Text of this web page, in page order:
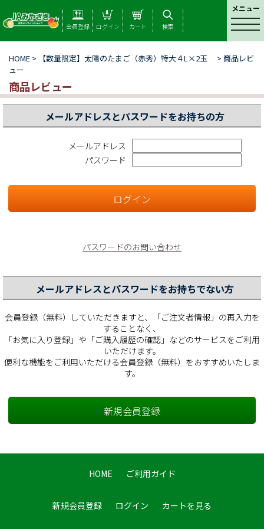
メニュー
t
g
n
a
i
o
会員登録 ログイン カート 検索
HOME > 【数量限定】太陽のたまご（赤秀）特大４L×2玉 > 商品レビ
ュー
商品レビュー
メールアドレスとパスワードをお持ちの方
メールアドレス
パスワード
パスワードのお問い合わせ
メールアドレスとパスワードをお持ちでない方
会員登録（無料）していただきますと、「ご注文者情報」の再入力を
することなく、
「お気に入り登録」や「ご購入履歴の確認」などのサービスをご利用
いただけます。
便利な機能をご利用いただける会員登録（無料）をおすすめいたしま
す。
HOME ご利用ガイド
新規会員登録 ログイン カートを見る